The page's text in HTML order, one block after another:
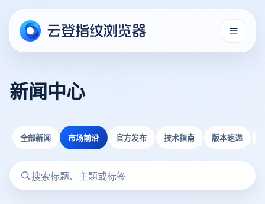
新闻中心
全部新闻 市场前沿 官方发布 技术指南 版本速递